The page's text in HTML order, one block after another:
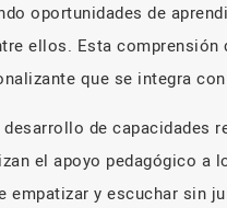
oportunidades de
ellos. Esta
que se integra
de capacidades
el apoyo pedagógico a
empatizar y escuchar sin